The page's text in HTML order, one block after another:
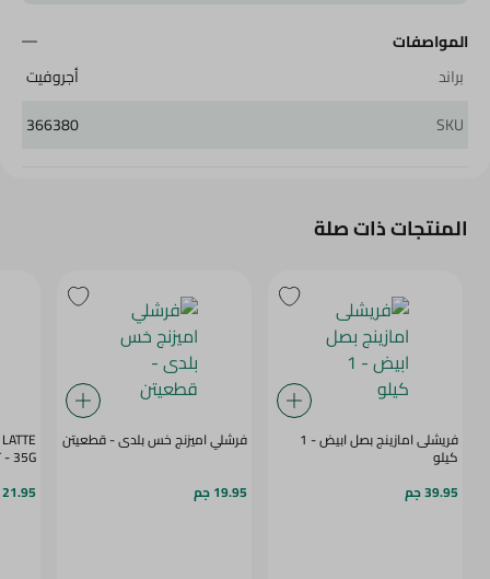
المواصفات
براند
أجروفيت
SKU
366380
المنتجات ذات صلة
فريشلى امازينج بصل ابيض - 1
كيلو
39.95 جم
فرشلي اميزنج خس بلدى - قطعيتن
19.95 جم
SACHET - 35G
21.95 جم